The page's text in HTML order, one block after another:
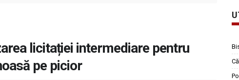
licitației intermediare pentru
pe picior